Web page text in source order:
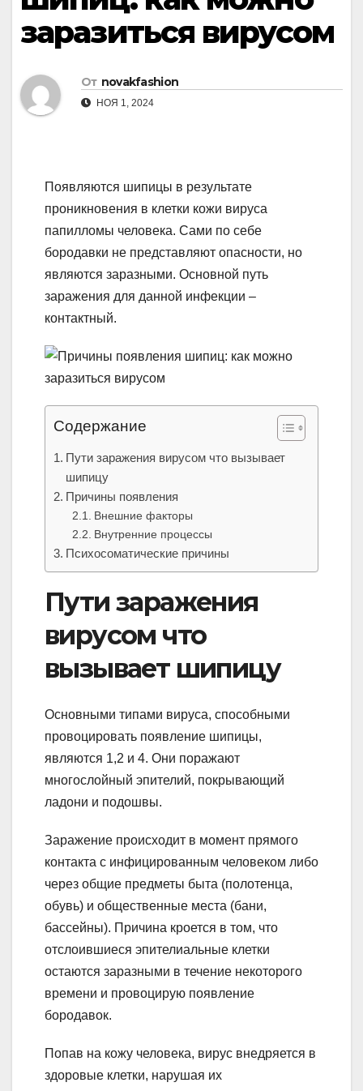
заразиться вирусом
От novakfashion
НОЯ 1, 2024
Появляются шипицы в результате
проникновения в клетки кожи вируса
папилломы человека. Сами по себе
бородавки не представляют опасности, но
являются заразными. Основной путь
заражения для данной инфекции –
контактный.
Содержание
Пути заражения вирусом что вызывает
шипицу
Причины появления
Внешние факторы
Внутренние процессы
Психосоматические причины
Пути заражения
вирусом что
вызывает шипицу
Основными типами вируса, способными
провоцировать появление шипицы,
являются 1,2 и 4. Они поражают
многослойный эпителий, покрывающий
ладони и подошвы.
Заражение происходит в момент прямого
контакта с инфицированным человеком либо
через общие предметы быта (полотенца,
обувь) и общественные места (бани,
бассейны). Причина кроется в том, что
отслоившиеся эпителиальные клетки
остаются заразными в течение некоторого
времени и провоцирую появление
бородавок.
Попав на кожу человека, вирус внедряется в
здоровые клетки, нарушая их